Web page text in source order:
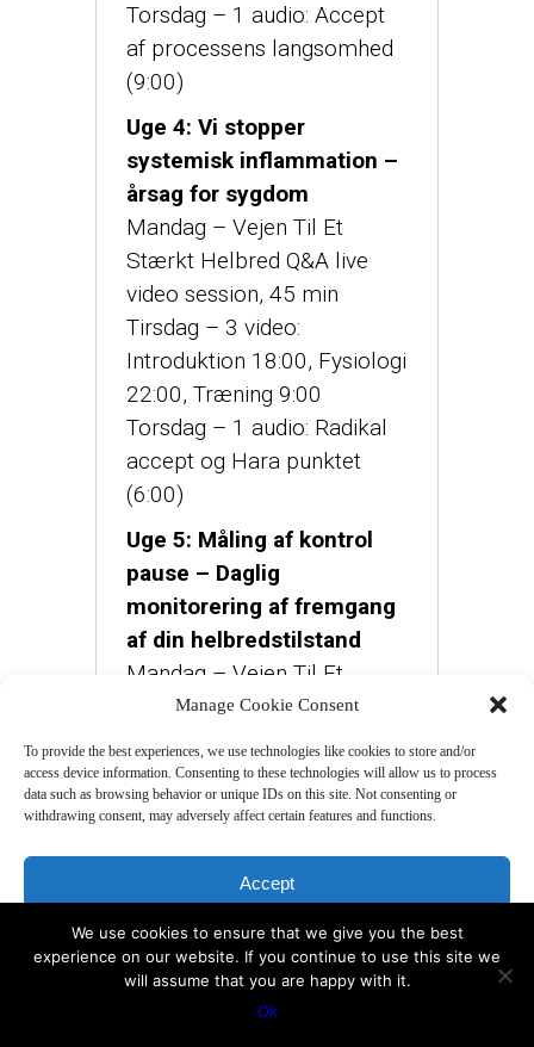
Manage Cookie Consent
To provide the best experiences, we use technologies like cookies to store and/or
access device information. Consenting to these technologies will allow us to process
data such as browsing behavior or unique IDs on this site. Not consenting or
withdrawing consent, may adversely affect certain features and functions.
Accept
Deny
View preferences
Torsdag – 1 audio: Accept
af processens langsomhed
(9:00)
Uge 4: Vi stopper
systemisk inflammation –
årsag for sygdom
Mandag – Vejen Til Et
Stærkt Helbred Q&A live
video session, 45 min
Tirsdag – 3 video:
Introduktion 18:00, Fysiologi
22:00, Træning 9:00
Torsdag – 1 audio: Radikal
accept og Hara punktet
(6:00)
Uge 5: Måling af kontrol
pause – Daglig
monitorering af fremgang
af din helbredstilstand
Mandag – Vejen Til Et
Stærkt Helbred Q&A live
video session, 45 min
Tirsdag – 3 video:
Introduktion 12:00, Fysiologi
Torsdag – 1 audio: 3 måder
at håndtere stress på/ (8:00)
We use cookies to ensure that we give you the best
experience on our website. If you continue to use this site we
will assume that you are happy with it.
Ok